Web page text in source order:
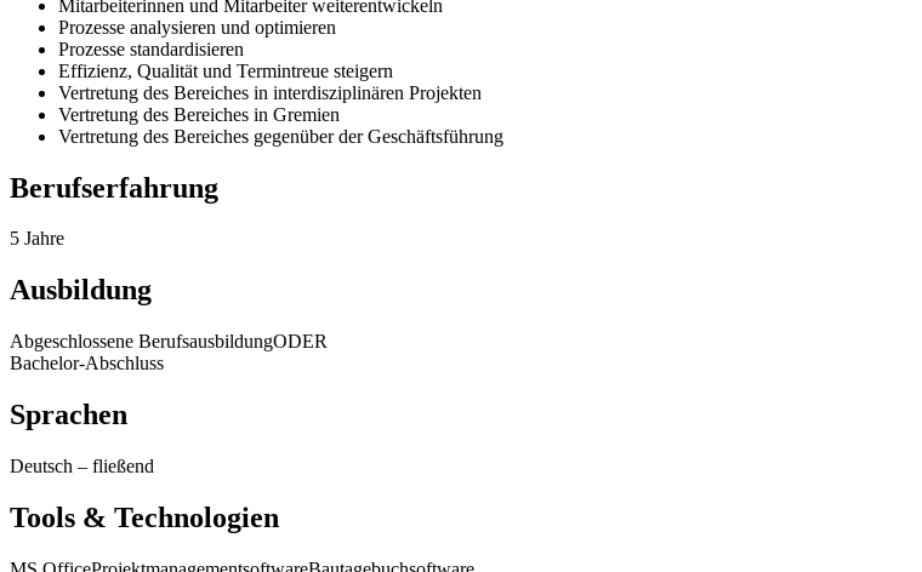
Mitarbeiterinnen und Mitarbeiter weiterentwickeln
Prozesse analysieren und optimieren
Prozesse standardisieren
Effizienz, Qualität und Termintreue steigern
Vertretung des Bereiches in interdisziplinären Projekten
Vertretung des Bereiches in Gremien
Vertretung des Bereiches gegenüber der Geschäftsführung
Berufserfahrung
5 Jahre
Ausbildung
Abgeschlossene BerufsausbildungODER
Bachelor-Abschluss
Sprachen
Deutsch – fließend
Tools & Technologien